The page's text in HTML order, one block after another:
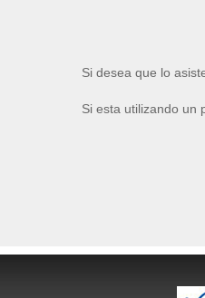
Si desea que lo
Si esta utilizando un